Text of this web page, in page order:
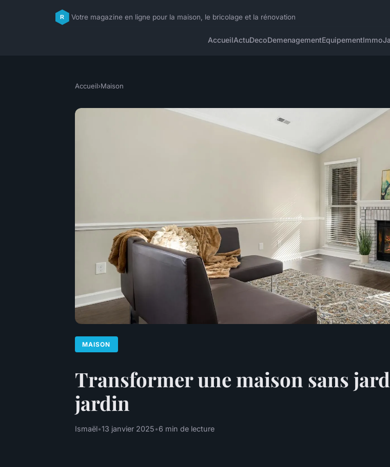
Votre magazine en ligne pour la maison, le bricolage et la rénovation
AccueilActuDecoDemenagementEquipementImmo
Accueil›Maison
MAISON
Transformer une maison sans
jardin
Ismaël•13 janvier 2025•6 min de lecture